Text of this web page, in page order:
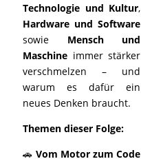
Technologie und Kultur,
Hardware und Software
sowie Mensch und
Maschine immer stärker
verschmelzen – und
warum es dafür ein
neues Denken braucht.
Themen dieser Folge:
🚗 Vom Motor zum Code